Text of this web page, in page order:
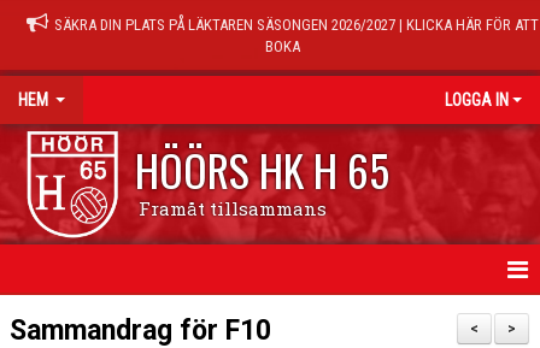
SÄKRA DIN PLATS PÅ LÄKTAREN SÄSONGEN 2026/2027 | KLICKA HÄR FÖR ATT
BOKA
HEM LOGGA IN
HÖÖRS HK H 65
Framåt tillsammans
HEM
>
<
Sammandrag för F10